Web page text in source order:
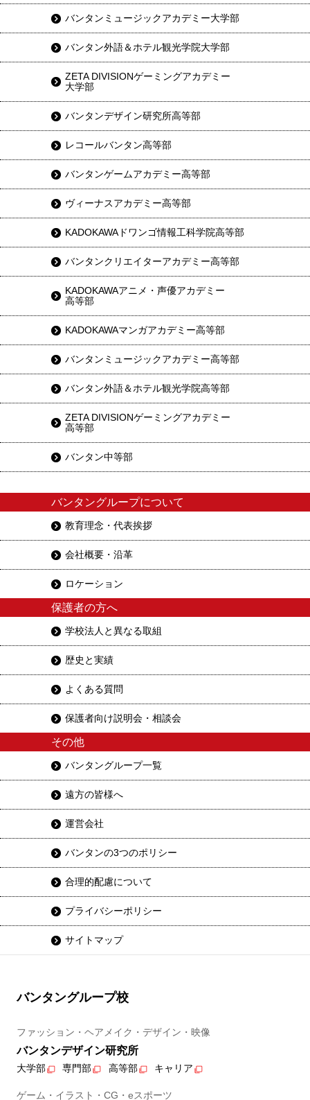
バンタンミュージックアカデミー大学部
バンタン外語＆ホテル観光学院大学部
ZETA DIVISIONゲーミングアカデミー
大学部
バンタンデザイン研究所高等部
レコールバンタン高等部
バンタンゲームアカデミー高等部
ヴィーナスアカデミー高等部
KADOKAWAドワンゴ情報工科学院高等部
バンタンクリエイターアカデミー高等部
KADOKAWAアニメ・声優アカデミー
高等部
KADOKAWAマンガアカデミー高等部
バンタンミュージックアカデミー高等部
バンタン外語＆ホテル観光学院高等部
ZETA DIVISIONゲーミングアカデミー
高等部
バンタン中等部
バンタングループについて
教育理念・代表挨拶
会社概要・沿革
ロケーション
保護者の方へ
学校法人と異なる取組
歴史と実績
よくある質問
保護者向け説明会・相談会
その他
バンタングループ一覧
遠方の皆様へ
運営会社
バンタンの3つのポリシー
合理的配慮について
プライバシーポリシー
サイトマップ
バンタングループ校
ファッション・ヘアメイク・デザイン・映像
バンタンデザイン研究所
大学部 専門部 高等部 キャリア
ゲーム・イラスト・CG・eスポーツ